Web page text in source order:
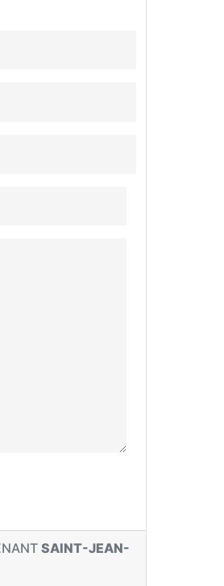
SAINT-JEAN-